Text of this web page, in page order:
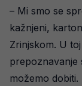
– Mi smo se
kažnjeni,
Zrinjskom. U
prepoznavanje
možemo